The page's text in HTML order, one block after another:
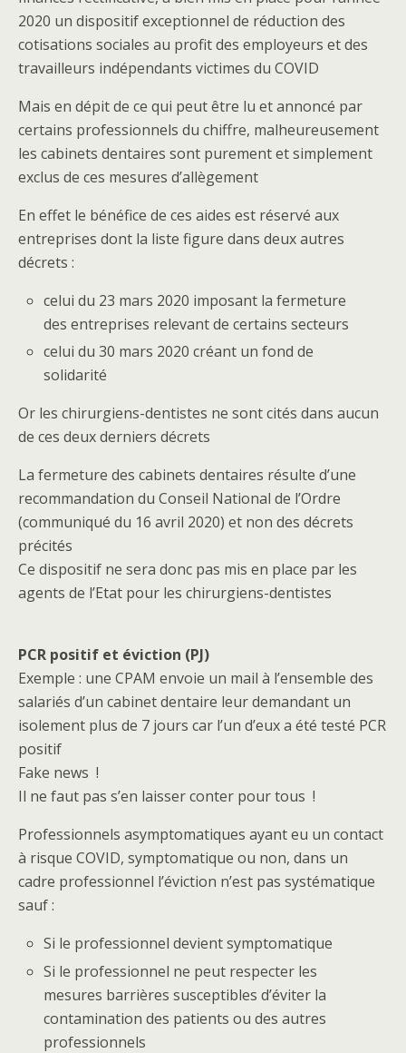
2020 un dispositif exceptionnel de réduction des
cotisations sociales au profit des employeurs et des
travailleurs indépendants victimes du COVID
Mais en dépit de ce qui peut être lu et annoncé par
certains professionnels du chiffre, malheureusement
les cabinets dentaires sont purement et simplement
exclus de ces mesures d’allègement
En effet le bénéfice de ces aides est réservé aux
entreprises dont la liste figure dans deux autres
décrets :
celui du 23 mars 2020 imposant la fermeture
des entreprises relevant de certains secteurs
celui du 30 mars 2020 créant un fond de
solidarité
Or les chirurgiens-dentistes ne sont cités dans aucun
de ces deux derniers décrets
La fermeture des cabinets dentaires résulte d’une
recommandation du Conseil National de l’Ordre
(communiqué du 16 avril 2020) et non des décrets
précités
Ce dispositif ne sera donc pas mis en place par les
agents de l’Etat pour les chirurgiens-dentistes
PCR positif et éviction (PJ)
Exemple : une CPAM envoie un mail à l’ensemble des
salariés d’un cabinet dentaire leur demandant un
isolement plus de 7 jours car l’un d’eux a été testé PCR
positif
Fake news !
Il ne faut pas s’en laisser conter pour tous !
Professionnels asymptomatiques ayant eu un contact
à risque COVID, symptomatique ou non, dans un
cadre professionnel l’éviction n’est pas systématique
sauf :
Si le professionnel devient symptomatique
Si le professionnel ne peut respecter les
mesures barrières susceptibles d’éviter la
contamination des patients ou des autres
professionnels